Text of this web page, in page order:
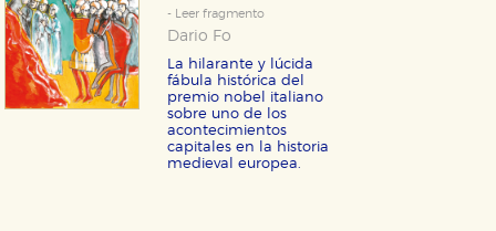
- Leer fragmento
Dario Fo
La hilarante y lúcida
fábula histórica del
premio nobel italiano
sobre uno de los
acontecimientos
capitales en la historia
medieval europea.